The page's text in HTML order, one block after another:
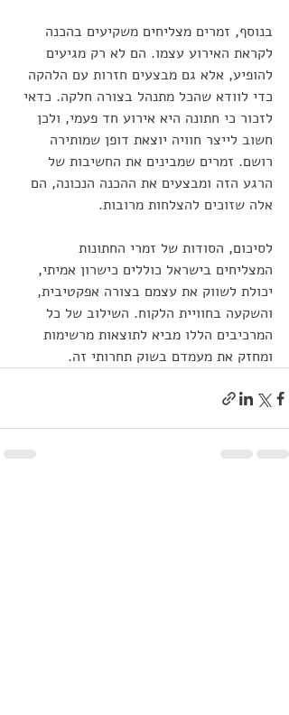
בנוסף, זמרים מצליחים משקיעים בהכנה
לקראת האירוע עצמו. הם לא רק מגיעים
להופיע, אלא גם מבצעים חזרות עם הלהקה
כדי לוודא שהכל מתנהל בצורה חלקה. כדאי
לזכור כי חתונה היא אירוע חד פעמי, ולכן
חשוב לייצר חוויה יוצאת דופן שמותירה
רושם. זמרים שמבינים את החשיבות של
הרגע הזה ומבצעים את ההכנה הנכונה, הם
אלה שזוכים להצלחות מרובות.
לסיכום, הסודות של זמרי החתונות
המצליחים בישראל כוללים כישרון אמיתי,
יכולת לשווק את עצמם בצורה אפקטיבית,
והשקעה בחוויית הלקוח. השילוב של כל
המרכיבים הללו מביא לתוצאות מרשימות
ומחזק את מעמדם בשוק תחרותי זה.